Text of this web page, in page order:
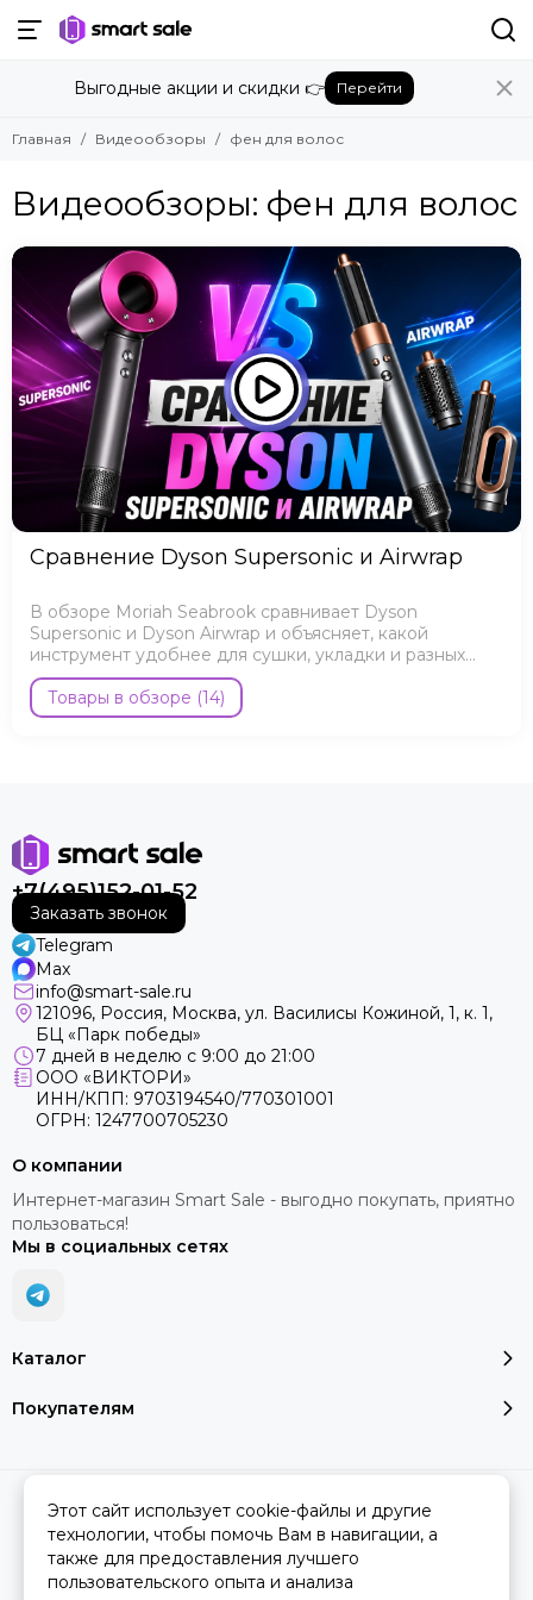
Выгодные акции и скидки 👉 Перейти
Главная Видеообзоры фен для волос
Видеообзоры: фен для волос
Сравнение Dyson Supersonic и Airwrap
В обзоре Moriah Seabrook сравнивает Dyson
Supersonic и Dyson Airwrap и объясняет, какой
инструмент удобнее для сушки, укладки и разных
типов волос.
Товары в обзоре (14)
+7(495)152-01-52
Заказать звонок
Telegram
Max
info@smart-sale.ru
121096, Россия, Москва, ул. Василисы Кожиной, 1, к. 1,
БЦ «Парк победы»
7 дней в неделю с 9:00 до 21:00
ООО «ВИКТОРИ»
ИНН/КПП: 9703194540/770301001
ОГРН: 1247700705230
Каталог
Покупателям
О компании
Интернет-магазин Smart Sale - выгодно покупать, приятно
пользоваться!
Мы в социальных сетях
2026 © SMART SALE.Карта сайта
Этот сайт использует cookie-файлы и другие
технологии, чтобы помочь Вам в навигации, а
также для предоставления лучшего
пользовательского опыта и анализа